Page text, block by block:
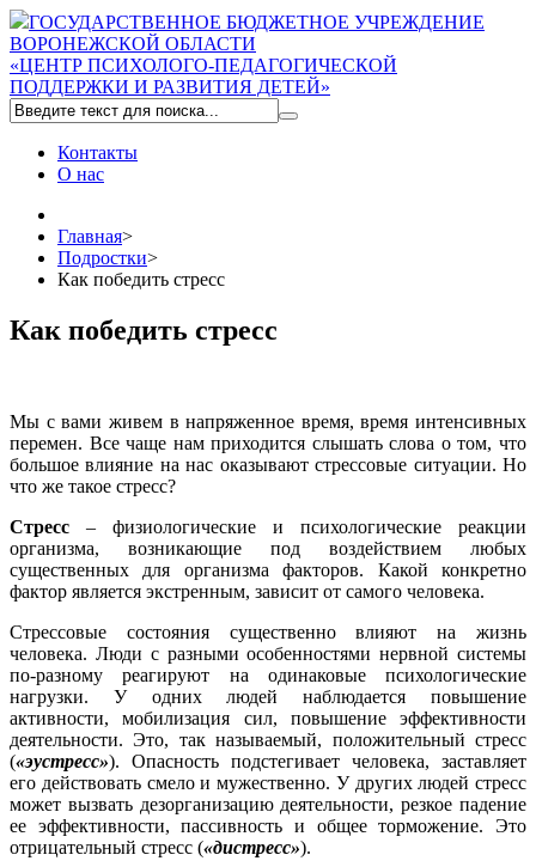
ГОСУДАРСТВЕННОЕ БЮДЖЕТНОЕ УЧРЕЖДЕНИЕ
ВОРОНЕЖСКОЙ ОБЛАСТИ
«ЦЕНТР ПСИХОЛОГО-ПЕДАГОГИЧЕСКОЙ
ПОДДЕРЖКИ И РАЗВИТИЯ ДЕТЕЙ»
Контакты
О нас
Главная>
Подростки>
Как победить стресс
Как победить стресс
Мы с вами живем в напряженное время, время интенсивных
перемен. Все чаще нам приходится слышать слова о том, что
большое влияние на нас оказывают стрессовые ситуации. Но
что же такое стресс?
Стресс – физиологические и психологические реакции
организма, возникающие под воздействием любых
существенных для организма факторов. Какой конкретно
фактор является экстренным, зависит от самого человека.
Стрессовые состояния существенно влияют на жизнь
человека. Люди с разными особенностями нервной системы
по-разному реагируют на одинаковые психологические
нагрузки. У одних людей наблюдается повышение
активности, мобилизация сил, повышение эффективности
деятельности. Это, так называемый, положительный стресс
(«эустресс»). Опасность подстегивает человека, заставляет
его действовать смело и мужественно. У других людей стресс
может вызвать дезорганизацию деятельности, резкое падение
ее эффективности, пассивность и общее торможение. Это
отрицательный стресс («дистресс»).